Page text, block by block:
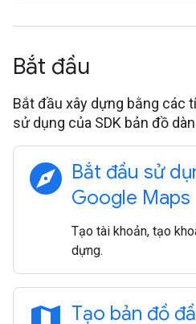
Bắt đầu
Bắt đầu xây dựng bằng các
sử dụng của SDK bản đồ
explore Bắt đầu sử
Google Maps
Tạo tài khoản, tạo
dựng.
Tạo bản đồ